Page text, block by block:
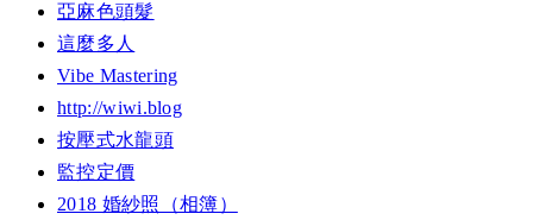
亞麻色頭髮
這麼多人
Vibe Mastering
http://wiwi.blog
按壓式水龍頭
監控定價
2018 婚紗照（相簿）